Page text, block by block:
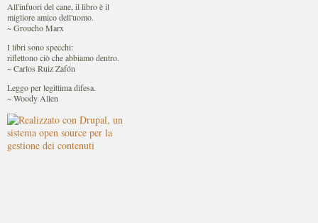
All'infuori del cane, il libro è il
migliore amico dell'uomo.
~ Groucho Marx
I libri sono specchi:
riflettono ciò che abbiamo dentro.
~ Carlos Ruiz Zafón
Leggo per legittima difesa.
~ Woody Allen